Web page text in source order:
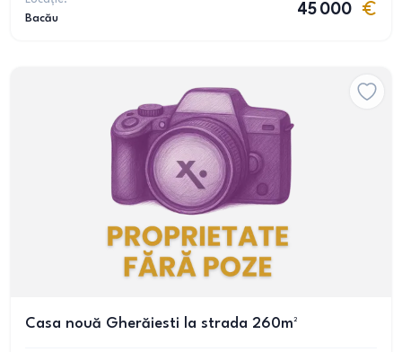
Bacău
45 000
Casa nouă Gherăiesti la strada 260m²